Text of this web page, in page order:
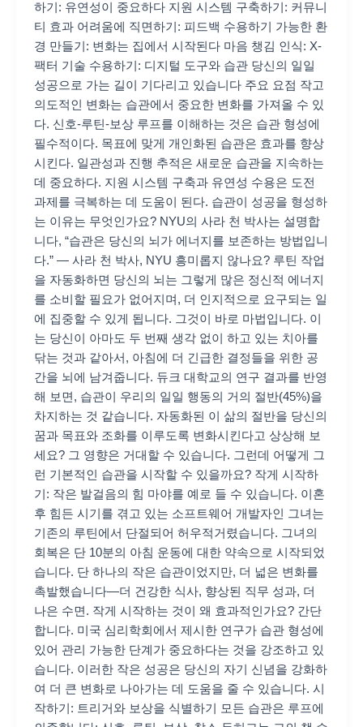
하기: 유연성이 중요하다 지원 시스템 구축하기: 커뮤니
티 효과 어려움에 직면하기: 피드백 수용하기 가능한 환
경 만들기: 변화는 집에서 시작된다 마음 챙김 인식: X-
팩터 기술 수용하기: 디지털 도구와 습관 당신의 일일
성공으로 가는 길이 기다리고 있습니다 주요 요점 작고
의도적인 변화는 습관에서 중요한 변화를 가져올 수 있
다. 신호-루틴-보상 루프를 이해하는 것은 습관 형성에
필수적이다. 목표에 맞게 개인화된 습관은 효과를 향상
시킨다. 일관성과 진행 추적은 새로운 습관을 지속하는
데 중요하다. 지원 시스템 구축과 유연성 수용은 도전
과제를 극복하는 데 도움이 된다. 습관이 성공을 형성하
는 이유는 무엇인가요? NYU의 사라 천 박사는 설명합
니다, “습관은 당신의 뇌가 에너지를 보존하는 방법입니
다.” — 사라 천 박사, NYU 흥미롭지 않나요? 루틴 작업
을 자동화하면 당신의 뇌는 그렇게 많은 정신적 에너지
를 소비할 필요가 없어지며, 더 인지적으로 요구되는 일
에 집중할 수 있게 됩니다. 그것이 바로 마법입니다. 이
는 당신이 아마도 두 번째 생각 없이 하고 있는 치아를
닦는 것과 같아서, 아침에 더 긴급한 결정들을 위한 공
간을 뇌에 남겨줍니다. 듀크 대학교의 연구 결과를 반영
해 보면, 습관이 우리의 일일 행동의 거의 절반(45%)을
차지하는 것 같습니다. 자동화된 이 삶의 절반을 당신의
꿈과 목표와 조화를 이루도록 변화시킨다고 상상해 보
세요? 그 영향은 거대할 수 있습니다. 그런데 어떻게 그
런 기본적인 습관을 시작할 수 있을까요? 작게 시작하
기: 작은 발걸음의 힘 마야를 예로 들 수 있습니다. 이혼
후 힘든 시기를 겪고 있는 소프트웨어 개발자인 그녀는
기존의 루틴에서 단절되어 허우적거렸습니다. 그녀의
회복은 단 10분의 아침 운동에 대한 약속으로 시작되었
습니다. 단 하나의 작은 습관이었지만, 더 넓은 변화를
촉발했습니다—더 건강한 식사, 향상된 직무 성과, 더
나은 수면. 작게 시작하는 것이 왜 효과적인가요? 간단
합니다. 미국 심리학회에서 제시한 연구가 습관 형성에
있어 관리 가능한 단계가 중요하다는 것을 강조하고 있
습니다. 이러한 작은 성공은 당신의 자기 신념을 강화하
여 더 큰 변화로 나아가는 데 도움을 줄 수 있습니다. 시
작하기: 트리거와 보상을 식별하기 모든 습관은 루프에